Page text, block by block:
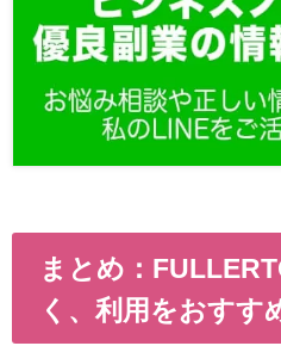
まとめ：
く、利用をおすす